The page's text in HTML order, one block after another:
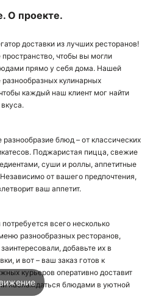
О проекте.
доставки из лучших ресторанов!
чтобы вы могли
прямо у себя дома. Нашей
кулинарных
каждый наш клиент мог найти
блюд – от классических
Поджаристая пицца, свежие
суши и роллы, аппетитные
от вашего предпочтения,
ваш аппетит.
всего несколько
разнообразных ресторанов,
добавьте их в
и вот – ваш заказ готов к
курьеров оперативно доставит
наслаждаться блюдами в уютной